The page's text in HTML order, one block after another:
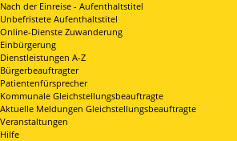
Nach der Einreise - Aufenthaltstitel
Unbefristete Aufenthaltstitel
Online-Dienste Zuwanderung
Einbürgerung
Dienstleistungen A-Z
Bürgerbeauftragter
Patientenfürsprecher
Kommunale Gleichstellungsbeauftragte
Aktuelle Meldungen Gleichstellungsbeauftragte
Veranstaltungen
Hilfe